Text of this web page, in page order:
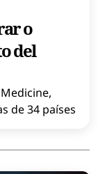
o
del
de 34 países